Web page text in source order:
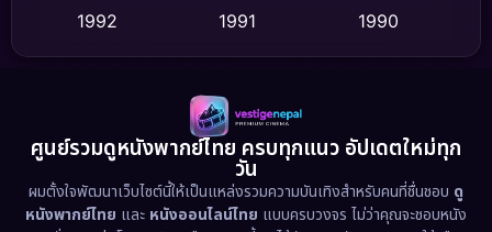
Detective สืบสวน (77)
Disaster (13)
Disney+ (5)
1992
1991
1990
1989
1988
1986
1983
1978
1962
ศูนย์รวมดูหนังพากย์ไทย ครบทุกแนว อัปเดตใหม่ทุก
วัน
ผมตั้งใจพัฒนาเว็บไซต์นี้ให้เป็นแหล่งรวมความบันเทิงสำหรับคนที่ชื่นชอบ ดู
หนังพากย์ไทย และ หนังออนไลน์ไทย แบบครบวงจร ไม่ว่าคุณจะชอบหนัง